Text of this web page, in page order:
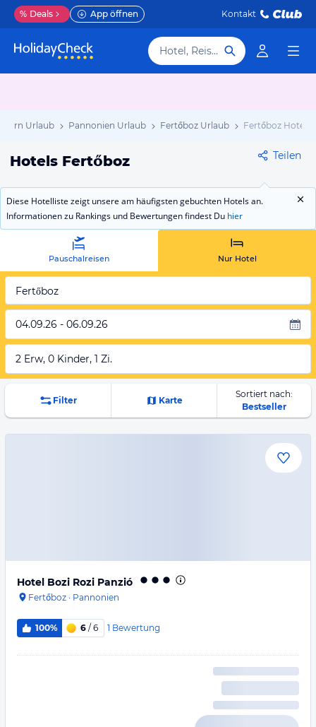
% Deals App öffnen Kontakt
Hotel, Reiseziel
Urlaub Pannonien Urlaub Fertőboz Urlaub Fertőboz Hotels
Hotels Fertőboz Teilen
Diese Hotelliste zeigt unsere am häufigsten gebuchten Hotels an.
Informationen zu Rankings und Bewertungen findest Du hier
Pauschalreisen Nur Hotel
Fertőboz
04.09.26 - 06.09.26
2 Erw, 0 Kinder, 1 Zi.
Filter Karte
Sortiert nach:
Bestseller
Hotel Bozi Rozi Panzió
Fertőboz · Pannonien
100% 6 / 6 1 Bewertung